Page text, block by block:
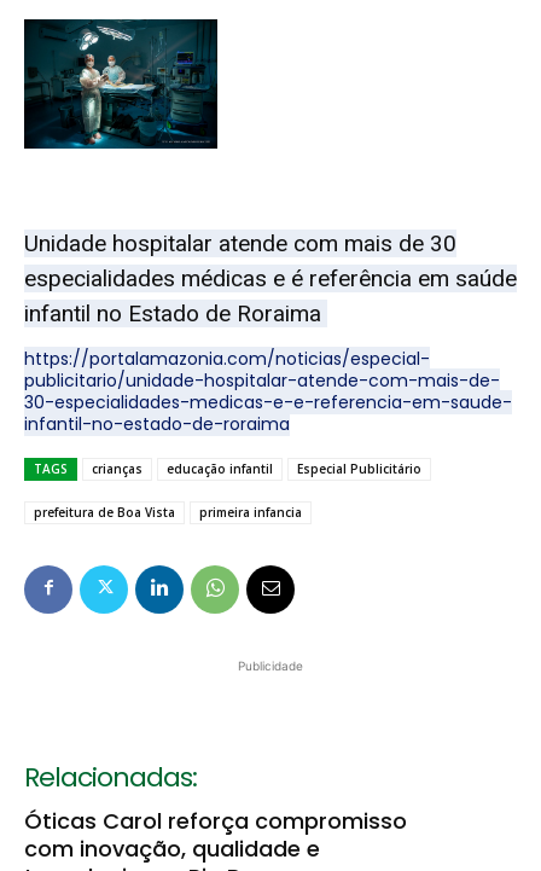
Unidade hospitalar atende com mais de 30
especialidades médicas e é referência em saúde
infantil no Estado de Roraima
https://portalamazonia.com/noticias/especial-
publicitario/unidade-hospitalar-atende-com-mais-de-
30-especialidades-medicas-e-e-referencia-em-saude-
infantil-no-estado-de-roraima
TAGS crianças educação infantil Especial Publicitário
prefeitura de Boa Vista primeira infancia
Publicidade
Relacionadas:
Óticas Carol reforça compromisso
com inovação, qualidade e